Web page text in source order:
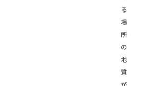
る
場
所
の
地
質